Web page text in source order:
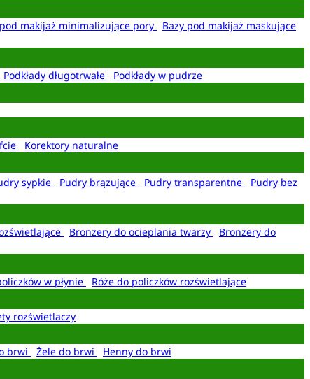
makijaż minimalizujące pory
Bazy pod makijaż maskujące
Podkłady długotrwałe
Podkłady w pudrze
Korektory naturalne
sypkie Pudry brązujące Pudry transparentne
Pudry bez
Bronzery do ocieplania twarzy
Bronzery do
w płynie
Róże do policzków rozświetlające
rozświetlaczy
brwi Żele do brwi
Henny do brwi